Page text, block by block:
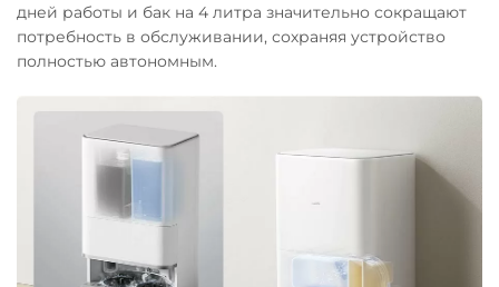
дней работы и бак на 4 литра значительно сокращают
потребность в обслуживании, сохраняя устройство
полностью автономным.